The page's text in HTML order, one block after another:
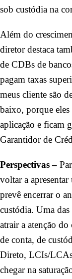
sob custódia na
Além do
diretor destaca
de CDBs de
pagam taxas
meus cliente são
baixo, porque
aplicação e ficam
Garantidor de
Perspectivas –
voltar a
prevê encerrar o
custódia. Uma das
atrair a atenção do
de conta, de
Direto, LCIs/
chegar na